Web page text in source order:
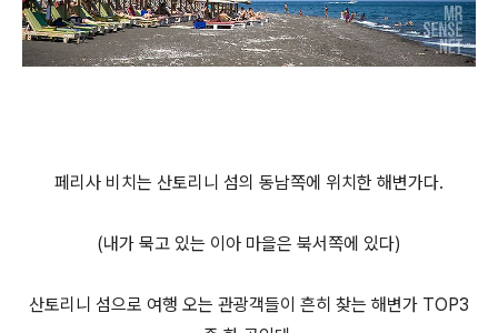
페리사 비치는 산토리니 섬의 동남쪽에 위치한 해변가다.
(내가 묵고 있는 이아 마을은 북서쪽에 있다)
산토리니 섬으로 여행 오는 관광객들이 흔히 찾는 해변가 TOP3